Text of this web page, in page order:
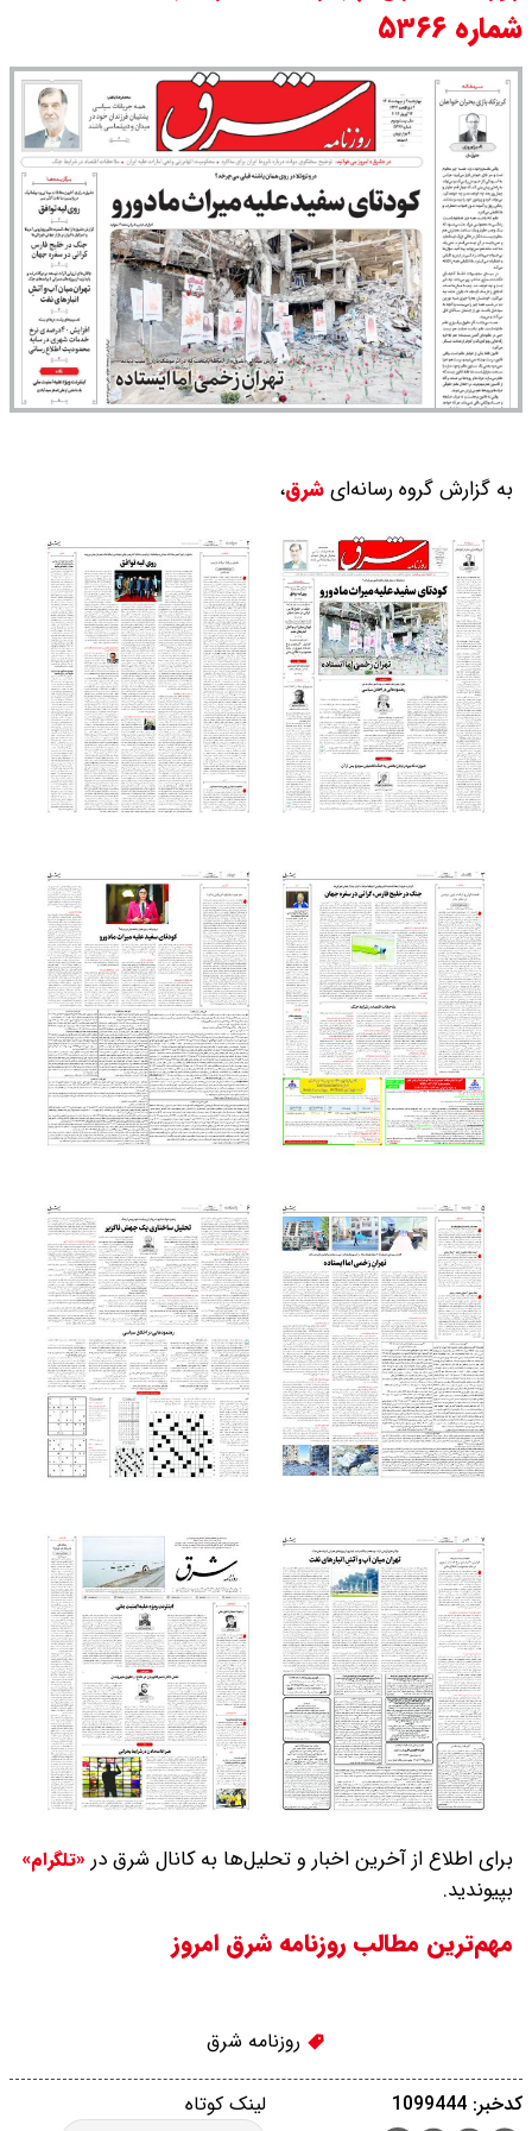
امیر جهانشاهی: پای نظامی آمریکایی
به ایران باز شود آن را قطع می‌کنیم +
ویدیو
ونس در بن‌بست سیاسی قرار دارد
شماره ۵۳۶۶
به گزارش گروه رسانه‌ایشرق،
برای اطلاع از آخرین اخبار و تحلیل‌ها به کانال شرق در «تلگرام»
بپیوندید.
مهم‌ترین مطالب روزنامه شرق امروز
روزنامه شرق
لینک کوتاه کدخبر: 1099444